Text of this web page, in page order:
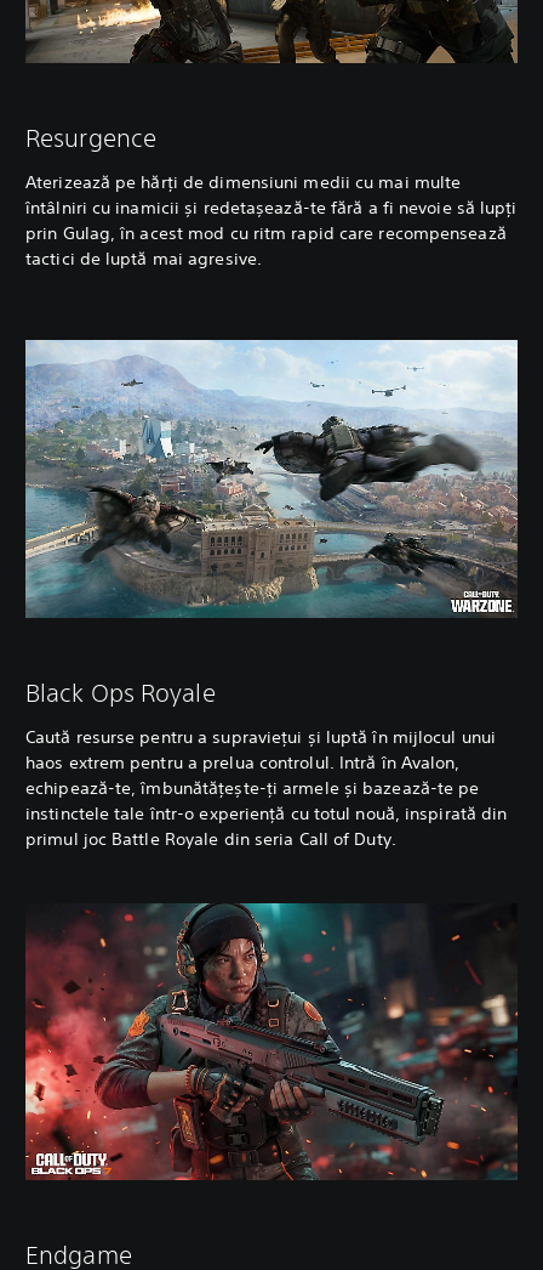
Resurgence
Aterizează pe hărți de dimensiuni medii cu mai multe
întâlniri cu inamicii și redetașează-te fără a fi nevoie să lupți
prin Gulag, în acest mod cu ritm rapid care recompensează
tactici de luptă mai agresive.
Black Ops Royale
Caută resurse pentru a supraviețui și luptă în mijlocul unui
haos extrem pentru a prelua controlul. Intră în Avalon,
echipează-te, îmbunătățește-ți armele și bazează-te pe
instinctele tale într-o experiență cu totul nouă, inspirată din
primul joc Battle Royale din seria Call of Duty.
Endgame